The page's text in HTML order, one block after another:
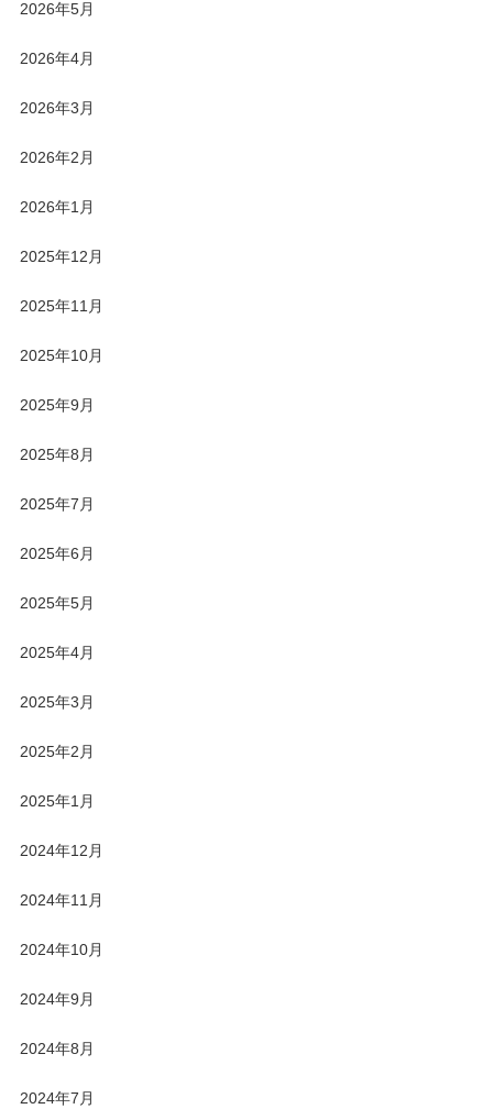
2026年5月
2026年4月
2026年3月
2026年2月
2026年1月
2025年12月
2025年11月
2025年10月
2025年9月
2025年8月
2025年7月
2025年6月
2025年5月
2025年4月
2025年3月
2025年2月
2025年1月
2024年12月
2024年11月
2024年10月
2024年9月
2024年8月
2024年7月